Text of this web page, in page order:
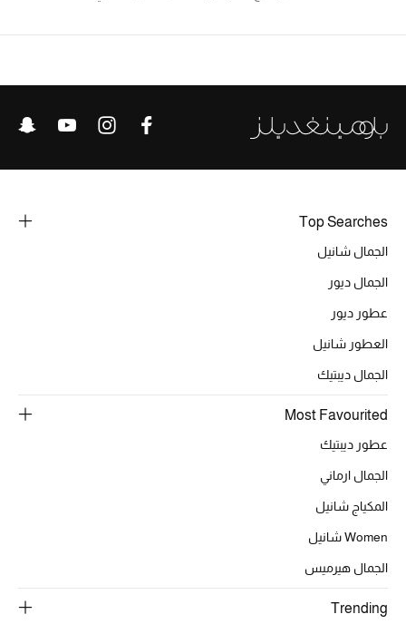
Top Searches
الجمال شانيل
الجمال ديور
عطور ديور
العطور شانيل
الجمال ديبتيك
Most Favourited
عطور ديبتيك
الجمال ارماني
المكياج شانيل
Women شانيل
الجمال هيرميس
Trending